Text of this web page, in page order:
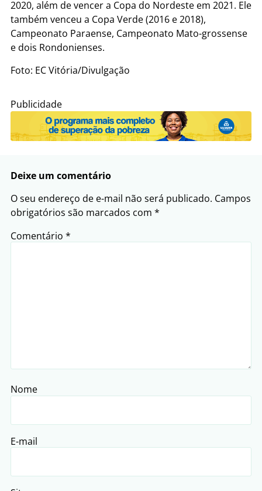
2020, além de vencer a Copa do Nordeste em 2021. Ele
também venceu a Copa Verde (2016 e 2018),
Campeonato Paraense, Campeonato Mato-grossense
e dois Rondonienses.
Foto: EC Vitória/Divulgação
Publicidade
Deixe um comentário
O seu endereço de e-mail não será publicado. Campos
obrigatórios são marcados com *
Comentário *
Nome
E-mail